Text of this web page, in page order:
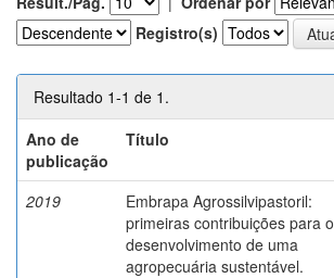
Registro(s)
Resultado 1-1 de 1.
Ano de
publicação
Título
2019
Embrapa Agrossilvipastoril:
primeiras contribuições para o
desenvolvimento de uma
agropecuária sustentável.